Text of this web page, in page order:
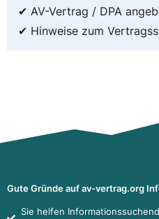
✔ AV-Vertrag / DPA
✔ Hinweise zum
Gute Gründe auf av-vertrag.org
Sie helfen